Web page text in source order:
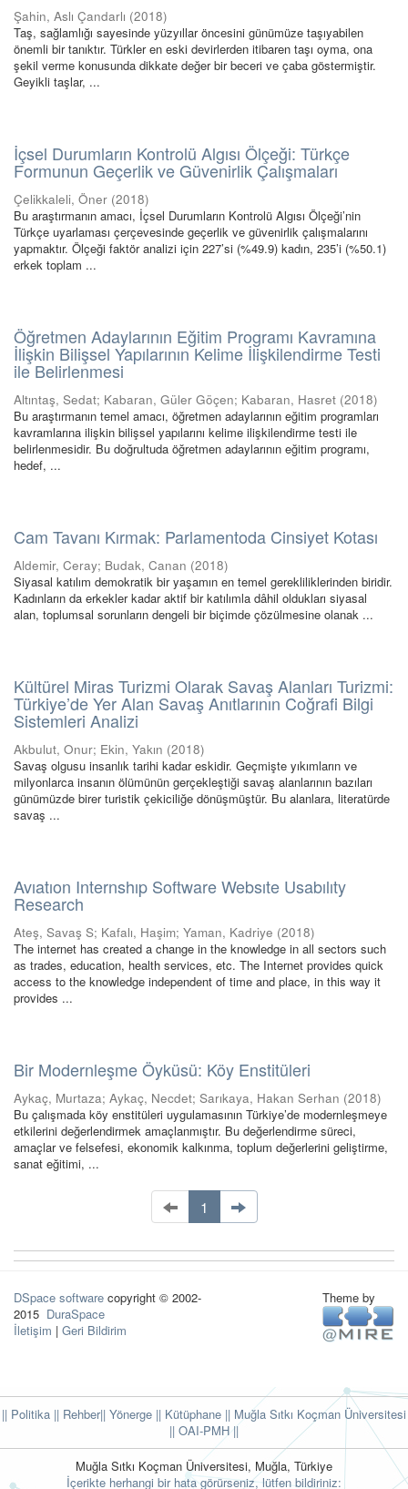
Şahin, Aslı Çandarlı (2018)
Taş, sağlamlığı sayesinde yüzyıllar öncesini günümüze taşıyabilen
önemli bir tanıktır. Türkler en eski devirlerden itibaren taşı oyma, ona
şekil verme konusunda dikkate değer bir beceri ve çaba göstermiştir.
Geyikli taşlar, ...
İçsel Durumların Kontrolü Algısı Ölçeği: Türkçe
Formunun Geçerlik ve Güvenirlik Çalışmaları
Çelikkaleli, Öner (2018)
Bu araştırmanın amacı, İçsel Durumların Kontrolü Algısı Ölçeği’nin
Türkçe uyarlaması çerçevesinde geçerlik ve güvenirlik çalışmalarını
yapmaktır. Ölçeği faktör analizi için 227’si (%49.9) kadın, 235’i (%50.1)
erkek toplam ...
Öğretmen Adaylarının Eğitim Programı Kavramına
İlişkin Bilişsel Yapılarının Kelime İlişkilendirme Testi
ile Belirlenmesi
Altıntaş, Sedat; Kabaran, Güler Göçen; Kabaran, Hasret (2018)
Bu araştırmanın temel amacı, öğretmen adaylarının eğitim programları
kavramlarına ilişkin bilişsel yapılarını kelime ilişkilendirme testi ile
belirlenmesidir. Bu doğrultuda öğretmen adaylarının eğitim programı,
hedef, ...
Cam Tavanı Kırmak: Parlamentoda Cinsiyet Kotası
Aldemir, Ceray; Budak, Canan (2018)
Siyasal katılım demokratik bir yaşamın en temel gerekliliklerinden biridir.
Kadınların da erkekler kadar aktif bir katılımla dâhil oldukları siyasal
alan, toplumsal sorunların dengeli bir biçimde çözülmesine olanak ...
Kültürel Miras Turizmi Olarak Savaş Alanları Turizmi:
Türkiye’de Yer Alan Savaş Anıtlarının Coğrafi Bilgi
Sistemleri Analizi
Akbulut, Onur; Ekin, Yakın (2018)
Savaş olgusu insanlık tarihi kadar eskidir. Geçmişte yıkımların ve
milyonlarca insanın ölümünün gerçekleştiği savaş alanlarının bazıları
günümüzde birer turistik çekiciliğe dönüşmüştür. Bu alanlara, literatürde
savaş ...
Avıatıon Internshıp Software Websıte Usabılıty
Research
Ateş, Savaş S; Kafalı, Haşim; Yaman, Kadriye (2018)
The internet has created a change in the knowledge in all sectors such
as trades, education, health services, etc. The Internet provides quick
access to the knowledge independent of time and place, in this way it
provides ...
Bir Modernleşme Öyküsü: Köy Enstitüleri
Aykaç, Murtaza; Aykaç, Necdet; Sarıkaya, Hakan Serhan (2018)
Bu çalışmada köy enstitüleri uygulamasının Türkiye’de modernleşmeye
etkilerini değerlendirmek amaçlanmıştır. Bu değerlendirme süreci,
amaçlar ve felsefesi, ekonomik kalkınma, toplum değerlerini geliştirme,
sanat eğitimi, ...
1
DSpace software copyright © 2002-
2015 DuraSpace
İletişim | Geri Bildirim
Theme by
|| Politika || Rehber|| Yönerge || Kütüphane || Muğla Sıtkı Koçman Üniversitesi
|| OAI-PMH ||
Muğla Sıtkı Koçman Üniversitesi, Muğla, Türkiye
İçerikte herhangi bir hata görürseniz, lütfen bildiriniz: